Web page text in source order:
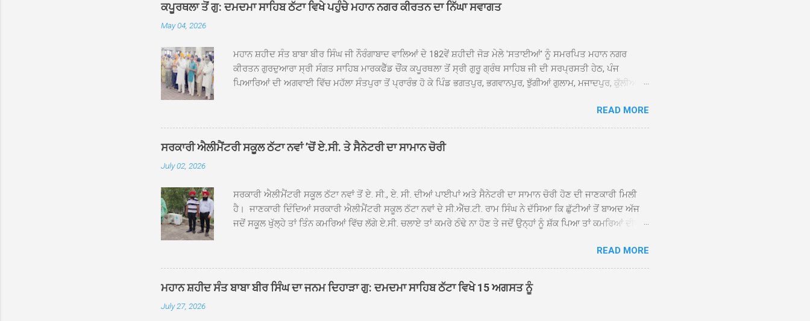
ਕਪੂਰਥਲਾ ਤੋਂ ਗੁ: ਦਮਦਮਾ ਸਾਹਿਬ ਠੱਟਾ ਵਿਖੇ ਪਹੁੰਚੇ ਮਹਾਨ ਨਗਰ ਕੀਰਤਨ ਦਾ ਨਿੱਘਾ ਸਵਾਗਤ
May 04, 2026
ਮਹਾਨ ਸ਼ਹੀਦ ਸੰਤ ਬਾਬਾ ਬੀਰ ਸਿੰਘ ਜੀ ਨੌਰੰਗਾਬਾਦ ਵਾਲਿਆਂ ਦੇ 182ਵੇਂ ਸ਼ਹੀਦੀ ਜੋੜ ਮੇਲੇ 'ਸਤਾਈਆਂ' ਨੂੰ ਸਮਰਪਿਤ ਮਹਾਨ ਨਗਰ
ਕੀਰਤਨ ਗੁਰਦੁਆਰਾ ਸ੍ਰੀ ਸੰਗਤ ਸਾਹਿਬ ਮਾਰਕਫੈੱਡ ਚੌਂਕ ਕਪੂਰਥਲਾ ਤੋਂ ਸ੍ਰੀ ਗੁਰੂ ਗ੍ਰੰਥ ਸਾਹਿਬ ਜੀ ਦੀ ਸਰਪ੍ਰਸਤੀ ਹੇਠ, ਪੰਜ
ਪਿਆਰਿਆਂ ਦੀ ਅਗਵਾਈ ਵਿੱਚ ਮਹੱਲਾ ਸੰਤਪੁਰਾ ਤੋਂ ਪ੍ਰਾਰੰਭ ਹੋ ਕੇ ਪਿੰਡ ਭਗਤਪੁਰ, ਭਗਵਾਨਪੁਰ, ਝੁੱਗੀਆਂ ਗੁਲਾਮ, ਮਜਾਦਪੁਰ, ਕੁੱਲੀਆਂ,
ਦਮਦਮਾ ਸਾਹਿਬ ਠੱਟਾ ਵਿਖੇ ਪਹੁੰਚਿਆ। ਨਗਰ ਕੀਰਤਨ ਦੇ ਗੁਰਦੁਆਰਾ ਸ੍ਰੀ ਦਮਦਮਾ ਸਾਹਿਬ ਠੱਟਾ ਵਿਖੇ ਪਹੁੰਚਣ ’ਤੇ ਮੁੱਖ ਸੇਵਾਦਾਰ
ਸੰਤ ਬਾਬਾ ਹਰਜੀਤ ਸਿੰਘ ਤੇ ਇਲਾਕੇ ਦੀਆਂ ਸੰਗਤਾਂ ਵੱਲੋਂ ਜੈਕਾਰਿਆਂ ਦੀ ਗੂੰਜ ਵਿਚ ਨਿੱਘਾ ਸਵਾਗਤ ਕੀਤਾ ਗਿਆ। ਗੁਰਦੁਆਰਾ ਸ੍ਰੀ
ਦਮਦਮਾ ਸਾਹਿਬ ਠੱਟਾ ਵਿਖੇ ਨਗਰ ਕੀਰਤਨ ਦੇ ਸਮਾਪਤੀ ਦੀ ਅਰਦਾਸ ਹੋਈ। ਇਸ ਮੌਕੇ ਪੰਜ ਪਿਆਰੇ ਸਾਹਿਬਾਨ ਤੇ ਨਗਰ ਕੀਰਤਨ ਦੇ
ਪ੍ਰਬੰਧਕਾਂ ਦਾ ਗੁਰਦੁਆਰਾ ਦਮਦਮਾ ਸਾਹਿਬ ਠੱਟਾ ਦੇ ਮੁੱਖ ਸੇਵਾਦਾਰ ਸੰਤ ਬਾਬਾ ਹਰਜੀਤ ਸਿੰਘ ਵੱਲੋਂ ਸਿਰੋਪਾਓ ਦੇ ਕੇ ਵਿਸ਼ੇਸ਼ ਤੌਰ ’ਤੇ
READ MORE
ਸਰਕਾਰੀ ਐਲੀਮੈਂਟਰੀ ਸਕੂਲ ਠੱਟਾ ਨਵਾਂ ’ਚੋਂ ਏ.ਸੀ. ਤੇ ਸੈਨੇਟਰੀ ਦਾ ਸਾਮਾਨ ਚੋਰੀ
July 02, 2026
ਸਰਕਾਰੀ ਐਲੀਮੈਂਟਰੀ ਸਕੂਲ ਠੱਟਾ ਨਵਾਂ ਤੋਂ ਏ. ਸੀ., ਏ. ਸੀ. ਦੀਆਂ ਪਾਈਪਾਂ ਅਤੇ ਸੈਨੇਟਰੀ ਦਾ ਸਾਮਾਨ ਚੋਰੀ ਹੋਣ ਦੀ ਜਾਣਕਾਰੀ ਮਿਲੀ
ਹੈ। ਜਾਣਕਾਰੀ ਦਿੰਦਿਆਂ ਸਰਕਾਰੀ ਐਲੀਮੈਂਟਰੀ ਸਕੂਲ ਠੱਟਾ ਨਵਾਂ ਦੇ ਸੀ.ਐੱਚ.ਟੀ. ਰਾਮ ਸਿੰਘ ਨੇ ਦੱਸਿਆ ਕਿ ਛੁੱਟੀਆਂ ਤੋਂ ਬਾਅਦ ਅੱਜ
ਜਦੋਂ ਸਕੂਲ ਖੁੱਲ੍ਹੇ ਤਾਂ ਤਿੰਨ ਕਮਰਿਆਂ ਵਿੱਚ ਲੱਗੇ ਏ.ਸੀ. ਚਲਾਏ ਤਾਂ ਕਮਰੇ ਠੰਢੇ ਨਾ ਹੋਣ ਤੇ ਜਦੋਂ ਉਨ੍ਹਾਂ ਨੂੰ ਸ਼ੱਕ ਪਿਆ ਤਾਂ ਕਮਰਿਆਂ ਦੀਆਂ
ਹੋਈਆਂ ਸਨ। ਉਨ੍ਹਾਂ ਦੱਸਿਆ ਕਿ ਉਹ ਛੁੱਟੀਆਂ ਦੌਰਾਨ ਵੀ ਸਕੂਲ ਗੇੜਾ ਮਾਰਦੇ ਸਨ ਅਤੇ 20 ਜੂਨ ਤੱਕ ਸਭ ਠੀਕ ਸੀ। ਚੋਰੀ ਦੀ ਘਟਨਾ
20 ਤੋਂ 30 ਜੂਨ ਵਿਚਕਾਰ ਹੋਈ ਜਾਪਦੀ ਹੈ। ਇਸ ਮੌਕੇ ਸਕੂਲ ਸਟਾਫ ਮੈਂਬਰਾਂ ਅੰਜੂ ਬਾਲਾ, ਹਰਜੀਤ ਕੌਰ, ਕਮਲਪ੍ਰੀਤ ਕੌਰ ਅਤੇ ਹਰਵਿੰਦਰ
ਸਿੰਘ ਟੋਡਰਵਾਲ ਨੇ ਦੱਸਿਆ ਕਿ ਸਕੂਲ ਵਿੱਚ ਪਿਛਲੇ ਸਾਲ ਤਿੰਨ ਏ. ਸੀ. ਲਾਉਣ ਦੀ ਸੇਵਾ ਸੀ.ਐੱਚ.ਟੀ. ਰਾਮ ਸਿੰਘ ਵੱਲੋਂ ਕੀਤੀ ਗਈ ਸੀ
ਜਿਸ ਦੀ ਮਾਪਿਆਂ ਨੇ ਖੂਬ ਪ੍ਰਸੰਸਾ ਕੀਤੀ ਸੀ। ਉਨ੍ਹਾਂ ਦੱਸਿਆ ਕਿ ਏਸੀ ਚੋਰੀ ਹੋਣ ਨਾਲ ਬੱਚਿਆਂ ਦੇ ਮਾਪਿਆਂ ਵਿੱਚ ਭਾਰੀ ਰੋਸ ਹੈ ਅਤੇ
READ MORE
ਮਹਾਨ ਸ਼ਹੀਦ ਸੰਤ ਬਾਬਾ ਬੀਰ ਸਿੰਘ ਦਾ ਜਨਮ ਦਿਹਾੜਾ ਗੁ: ਦਮਦਮਾ ਸਾਹਿਬ ਠੱਟਾ ਵਿਖੇ 15 ਅਗਸਤ ਨੂੰ
July 27, 2026